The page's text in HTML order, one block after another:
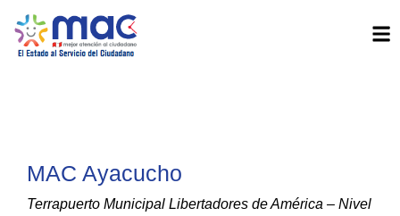
MAC Ayacucho
Terrapuerto Municipal Libertadores de América – Nivel